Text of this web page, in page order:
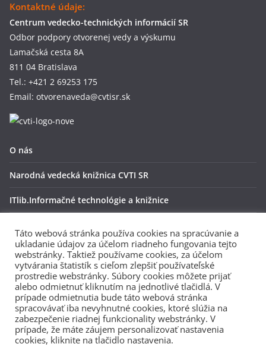
Kontaktné údaje:
Centrum vedecko-technických informácií SR
Odbor podpory otvorenej vedy a výskumu
Lamačská cesta 8A
811 04 Bratislava
Tel.: +421 2 69253 175
Email: otvorenaveda@cvtisr.sk
O nás
Narodná vedecká knižnica CVTI SR
ITlib.Informačné technológie a knižnice
Ochrana osobných údajov
ZENODO
Zriaďovateľ:
Táto webová stránka používa cookies na spracúvanie a
ukladanie údajov za účelom riadneho fungovania tejto
webstránky. Taktiež používame cookies, za účelom
vytvárania štatistík s cieľom zlepšiť používateľské
prostredie webstránky. Súbory cookies môžete prijať
alebo odmietnuť kliknutím na jednotlivé tlačidlá. V
prípade odmietnutia bude táto webová stránka
spracovávať iba nevyhnutné cookies, ktoré slúžia na
zabezpečenie riadnej funkcionality webstránky. V
prípade, že máte záujem personalizovať nastavenia
cookies, kliknite na tlačidlo nastavenia.